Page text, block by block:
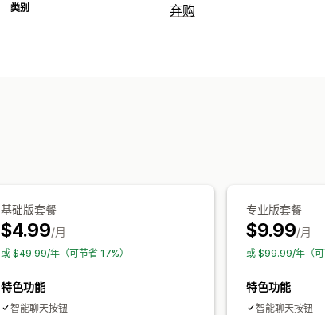
类别 弃购
基础版套餐
$4.99/月
或 $49.99/年（可节省 17%）
特色功能
智能聊天按钮
专业版套餐
$9.99/月
或 $99.99/年（可
特色功能
智能聊天按钮